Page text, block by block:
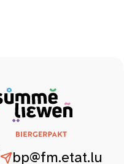
bp@fm.etat.lu